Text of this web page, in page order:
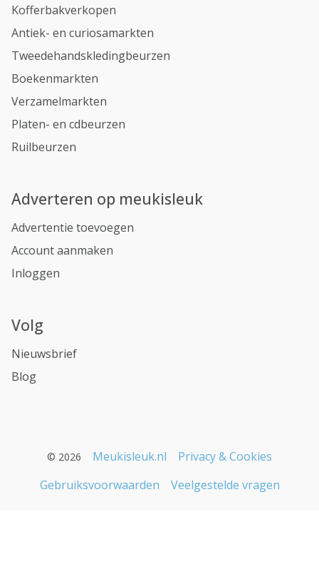
Kofferbakverkopen
Antiek- en curiosamarkten
Tweedehandskledingbeurzen
Boekenmarkten
Verzamelmarkten
Platen- en cdbeurzen
Ruilbeurzen
Adverteren op meukisleuk
Advertentie toevoegen
Account aanmaken
Inloggen
Volg
Nieuwsbrief
Blog
© 2026 Meukisleuk.nl
Privacy & Cookies
Gebruiksvoorwaarden
Veelgestelde vragen